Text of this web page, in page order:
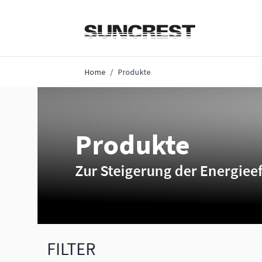
Home / Produkte
Produkte
Zur Steigerung der
FILTER